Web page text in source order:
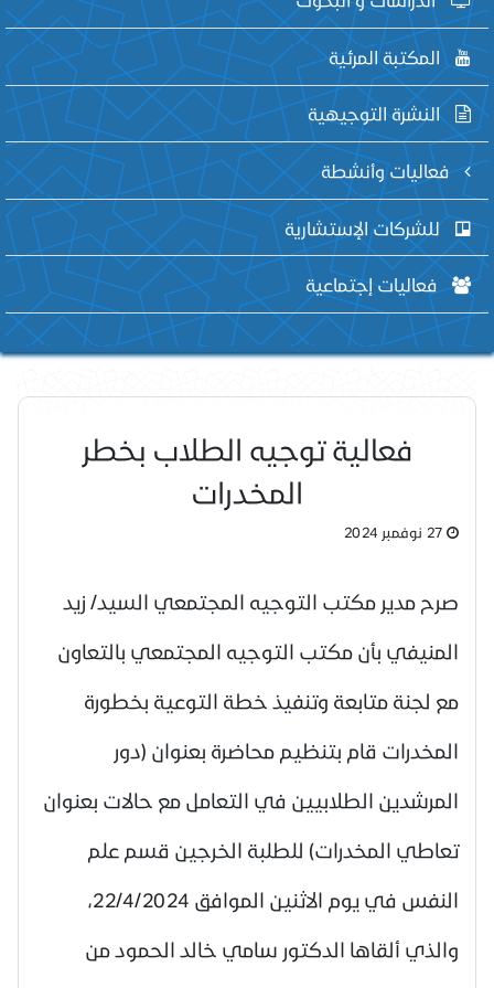
المكتبة المرئية
النشرة التوجيهية
فعاليات وأنشطة
للشركات الإستشارية
فعاليات إجتماعية
فعالية توجيه الطلاب بخطر
المخدرات
27 نوفمبر 2024
صرح مدير مكتب التوجيه المجتمعي السيد/ زيد
المنيفي بأن مكتب التوجيه المجتمعي بالتعاون
مع لجنة متابعة وتنفيذ خطة التوعية بخطورة
المخدرات قام بتنظيم محاضرة بعنوان (دور
المرشدين الطلابيين في التعامل مع حالات بعنوان
تعاطي المخدرات) للطلبة الخرجين قسم علم
النفس في يوم الاثنين الموافق 22/4/2024،
والذي ألقاها الدكتور سامي خالد الحمود من